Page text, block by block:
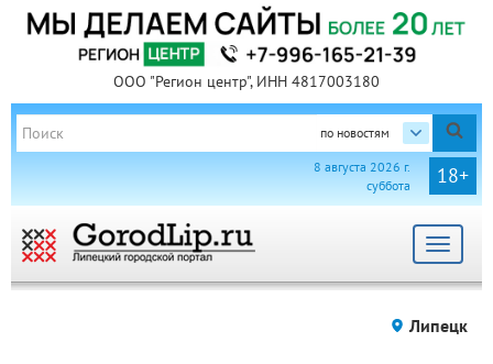
ООО "Регион центр", ИНН 4817003180
по новостям
18+
8 августа 2026 г.
суббота
Toggle
Липецк